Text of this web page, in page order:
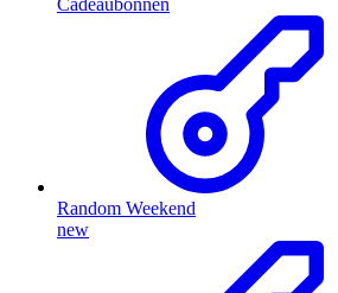
Cadeaubonnen
Random Weekend
new